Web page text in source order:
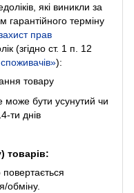
які виникли за
гарантійного терміну
прав
(згідно ст. 1 п. 12
):
товару
може бути усунутий чи
ти днів
товарів:
обміну.